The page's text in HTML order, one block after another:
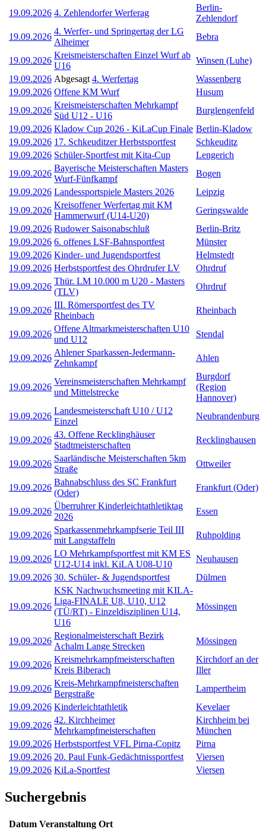
19.09.2026 4. Zehlendorfer Werferag
Berlin-
Zehlendorf
19.09.2026
4. Werfer- und Springertag der LG
Alheimer
Bebra
19.09.2026
Kreismeisterschaften Einzel Wurf ab
U16
Winsen (Luhe)
19.09.2026 Abgesagt 4. Werfertag
Wassenberg
19.09.2026 Offene KM Wurf
Husum
19.09.2026
Kreismeisterschaften Mehrkampf
Süd U12 - U16
Burglengenfeld
19.09.2026 Kladow Cup 2026 - KiLaCup Finale Berlin-Kladow
19.09.2026 17. Schkeuditzer Herbstsportfest
Schkeuditz
19.09.2026 Schüler-Sportfest mit Kita-Cup
Lengerich
19.09.2026
Bayerische Meisterschaften Masters
Wurf-Fünfkampf
Bogen
19.09.2026 Landessportspiele Masters 2026
Leipzig
19.09.2026
Kreisoffener Werfertag mit KM
Hammerwurf (U14-U20)
Geringswalde
19.09.2026 Rudower Saisonabschluß
Berlin-Britz
19.09.2026 6. offenes LSF-Bahnsportfest
Münster
19.09.2026 Kinder- und Jugendsportfest
Helmstedt
19.09.2026 Herbstsportfest des Ohrdrufer LV
Ohrdruf
19.09.2026
Thür. LM 10.000 m U20 - Masters
(TLV)
Ohrdruf
19.09.2026
III. Römersportfest des TV
Rheinbach
Rheinbach
19.09.2026
Offene Altmarkmeisterschaften U10
und U12
Stendal
19.09.2026
Ahlener Sparkassen-Jedermann-
Zehnkampf
Ahlen
19.09.2026
Vereinsmeisterschaften Mehrkampf
und Mittelstrecke
Burgdorf
(Region
Hannover)
19.09.2026
Landesmeisterschaft U10 / U12
Einzel
Neubrandenburg
19.09.2026
43. Offene Recklinghäuser
Stadtmeisterschaften
Recklinghausen
19.09.2026
Saarländische Meisterschaften 5km
Straße
Ottweiler
19.09.2026
Bahnabschluss des SC Frankfurt
(Oder)
Frankfurt (Oder)
19.09.2026
Überruhrer Kinderleichtathletiktag
2026
Essen
19.09.2026
Sparkassenmehrkampfserie Teil III
mit Langstaffeln
Ruhpolding
19.09.2026
LO Mehrkampfsportfest mit KM ES
U12-U14 inkl. KiLA U08-U10
Neuhausen
19.09.2026 30. Schüler- & Jugendsportfest Dülmen
19.09.2026
KSK Nachwuchsmeeting mit KILA-
Liga-FINALE U8, U10, U12
(TÜ/RT) - Einzeldisziplinen U14,
U16
Mössingen
19.09.2026
Regionalmeisterschaft Bezirk
Achalm Lange Strecken
Mössingen
19.09.2026
Kreismehrkampfmeisterschaften
Kreis Biberach
Kirchdorf an der
Iller
19.09.2026
Kreis-Mehrkampfmeisterschaften
Bergstraße
Lampertheim
19.09.2026 Kinderleichtathletik
Kevelaer
19.09.2026
42. Kirchheimer
Mehrkampfmeisterschaften
Kirchheim bei
München
19.09.2026 Herbstsportfest VFL Pirna-Copitz
Pirna
19.09.2026 20. Paul Funk-Gedächtnissportfest
Viersen
19.09.2026 KiLa-Sportfest Viersen
Suchergebnis
Datum Veranstaltung Ort